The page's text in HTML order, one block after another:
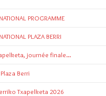
PROGRAMME
PLAZA BERRI
journée finale…
Berri
Txapelketa 2026